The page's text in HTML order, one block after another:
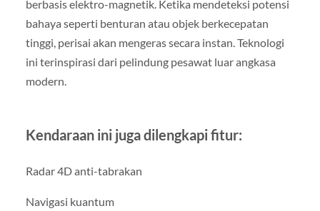
berbasis elektro-magnetik. Ketika mendeteksi potensi
bahaya seperti benturan atau objek berkecepatan
tinggi, perisai akan mengeras secara instan. Teknologi
ini terinspirasi dari pelindung pesawat luar angkasa
modern.
Kendaraan ini juga dilengkapi fitur:
Radar 4D anti-tabrakan
Navigasi kuantum